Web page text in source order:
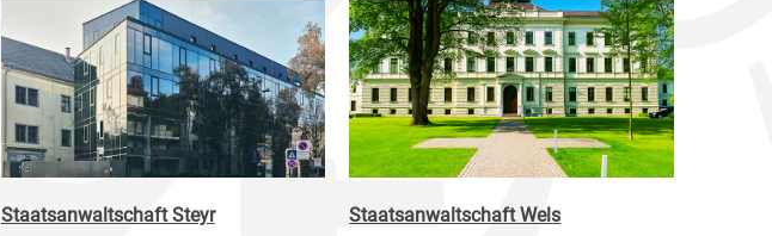
Staatsanwaltschaft Steyr
Staatsanwaltschaft Wels